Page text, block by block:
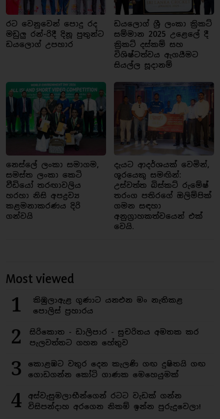
රට වෙනුවෙන් පොදු රද
මඩුලු රන්-රිදී දිනූ පුතුන්ට
ඩයලොග් උපහාර
ඩයලොග් ශ්‍රී ලංකා ක්‍රිකට්
සම්මාන 2025 උළෙලේ දී
ක්‍රිකට් දස්කම් සහ
විශිෂ්ටත්වය ඇගයීමට
සියල්ල සූදානම්
නෙස්ලේ ලංකා සමාගම,
සමස්ත ලංකා කෙටි
වීඩියෝ තරඟාවලිය
හරහා නිසි අපද්‍රව්‍ය
කළමනාකරණය දිරි
ගන්වයි
දැයට ආදර්ශයක් වෙමින්,
ශූරයෙකු සමඟින්:
උස්වත්ත බිස්කට් රුමේෂ්
තරංග පතිරගේ ඔලිම්පික්
ගමන සඳහා
අනුග්‍රාහකත්වයෙන් එක්
වෙයි.
Most viewed
1
කිඹුලාඇළ ගුණාට යනඑන මං නැතිකළ
පොලිස් ප්‍රහාරය
2
සිරිකොත - ඩාලිපාර - සුචරිතය අමතක කර
පැලවත්තට ගහන හේතුව
3
කොළඹට වතුර දෙන කැලණි ගඟ දුෂිතයි ගඟ
ගොඩගන්න කෝටි ගාණක මෙහෙයුමක්
4
අස්වැසුමලාභීන්ගෙන් රටට වැඩක් ගන්න
විසිපන්දාහ අරගෙන නිකම් ඉන්න පුරුදුවෙලා!